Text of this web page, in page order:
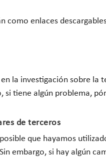
como enlaces
la investigación sobre la
si tiene algún problema,
de terceros
que hayamos
embargo, si hay algún